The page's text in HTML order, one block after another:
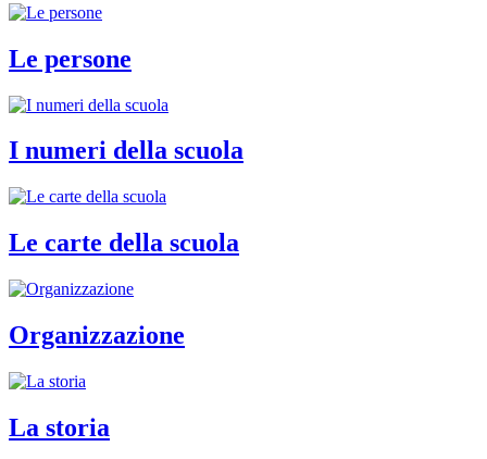
Le persone
I numeri della scuola
Le carte della scuola
Organizzazione
La storia